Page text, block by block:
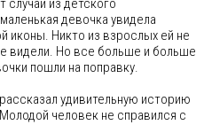
случай из детского
девочка увидела
иконы. Никто из взрослых ей не
видели. Но все больше и больше
пошли на поправку.
удивительную историю
человек не справился с